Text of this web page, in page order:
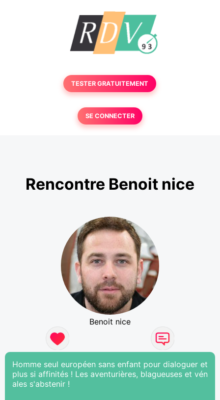
TESTER GRATUITEMENT
SE CONNECTER
Rencontre Benoit nice
Benoit nice
Homme seul européen sans enfant pour dialoguer et
plus si affinités ! Les aventurières, blagueuses et vén
ales s'abstenir !